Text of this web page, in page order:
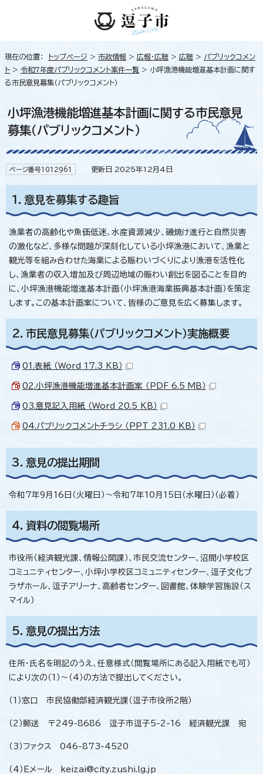
現在の位置： トップページ > 市政情報 > 広報・広聴 > 広聴 > パブリックコメン
ト > 令和7年度パブリックコメント案件一覧 > 小坪漁港機能増進基本計画に関す
る市民意見募集（パブリックコメント）
小坪漁港機能増進基本計画に関する市民意見
募集（パブリックコメント）
ページ番号1012961 更新日 2025年12月4日
1．意見を募集する趣旨
漁業者の高齢化や魚価低迷、水産資源減少、磯焼け進行と自然災害
の激化など、多様な問題が深刻化している小坪漁港において、漁業と
観光等を組み合わせた海業による賑わいづくりにより漁港を活性化
し、漁業者の収入増加及び周辺地域の賑わい創出を図ることを目的
に、小坪漁港機能増進基本計画（小坪漁港海業振興基本計画）を策定
します。この基本計画案について、皆様のご意見を広く募集します。
2．市民意見募集（パブリックコメント）実施概要
01.表紙 （Word 17.3 KB）
02.小坪漁港機能増進基本計画案 （PDF 6.5 MB）
03.意見記入用紙 （Word 20.5 KB）
04.パブリックコメントチラシ （PPT 231.0 KB）
3．意見の提出期間
令和7年9月16日（火曜日）～令和7年10月15日（水曜日）（必着）
4．資料の閲覧場所
市役所（経済観光課、情報公開課）、市民交流センター、沼間小学校区
コミュニティセンター、小坪小学校区コミュニティセンター、逗子文化プ
ラザホール、逗子アリーナ、高齢者センター、図書館、体験学習施設（ス
マイル）
5．意見の提出方法
住所・氏名を明記のうえ、任意様式（閲覧場所にある記入用紙でも可）
により次の（1）～（4）の方法で提出してください。
（1）窓口 市民協働部経済観光課（逗子市役所2階）
（2）郵送 〒249-8686 逗子市逗子5-2-16 経済観光課 宛
（3）ファクス 046-873-4520
（4）Eメール keizai@city.zushi.lg.jp